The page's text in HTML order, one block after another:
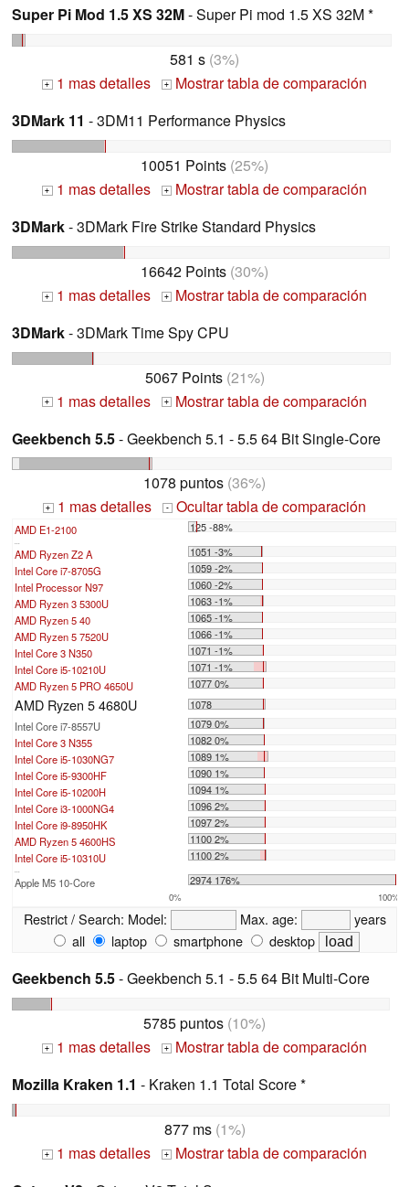
Super Pi Mod 1.5 XS 32M- Super Pi mod 1.5 XS 32M *
581 s (3%)
+ 1 mas detalles +
Mostrar tabla de comparación
3DMark 11 - 3DM11 Performance Physics
10051 Points (25%)
+ 1 mas detalles +
Mostrar tabla de comparación
3DMark- 3DMark Fire Strike Standard Physics
16642 Points (30%)
+ 1 mas detalles +
Mostrar tabla de comparación
3DMark- 3DMark Time Spy CPU
5067 Points(21%)
+ 1 mas detalles +
Mostrar tabla de comparación
Geekbench 5.5- Geekbench 5.1 - 5.5 64 Bit Single-Core
1078 puntos (36%)
+ 1 mas detalles - Ocultar tabla de comparación
AMD E1-2100 125 -88%
...
AMD Ryzen Z2 A
1051 -3%
Intel Core i7-8705G
1059 -2%
Intel Processor N97
1060 -2%
AMD Ryzen 3 5300U
1063 -1%
AMD Ryzen 5 40
1065 -1%
AMD Ryzen 5 7520U
1066 -1%
Intel Core 3 N350
1071 -1%
Intel Core i5-10210U
1071 -1%
AMD Ryzen 5 PRO 4650U
1077 0%
AMD Ryzen 5 4680U
1078
Intel Core i7-8557U
1079 0%
Intel Core 3 N355
1082 0%
Intel Core i5-1030NG7
1089 1%
Intel Core i5-9300HF
1090 1%
Intel Core i5-10200H
1094 1%
Intel Core i3-1000NG4
1096 2%
Intel Core i9-8950HK
1097 2%
AMD Ryzen 5 4600HS
1100 2%
Intel Core i5-10310U
1100 2%
...
Apple M5 10-Core 2974 176%
0% 100%
Restrict / Search: Model: Max. age:
years
all
laptop smartphone desktop
Geekbench 5.5- Geekbench 5.1 - 5.5 64 Bit Multi-Core
5785 puntos (10%)
+ 1 mas detalles +
Mostrar tabla de comparación
Mozilla Kraken 1.1 - Kraken 1.1 Total Score *
877 ms(1%)
+ 1 mas detalles +
Mostrar tabla de comparación